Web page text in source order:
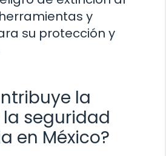
y
su protección y
la
seguridad
en México?